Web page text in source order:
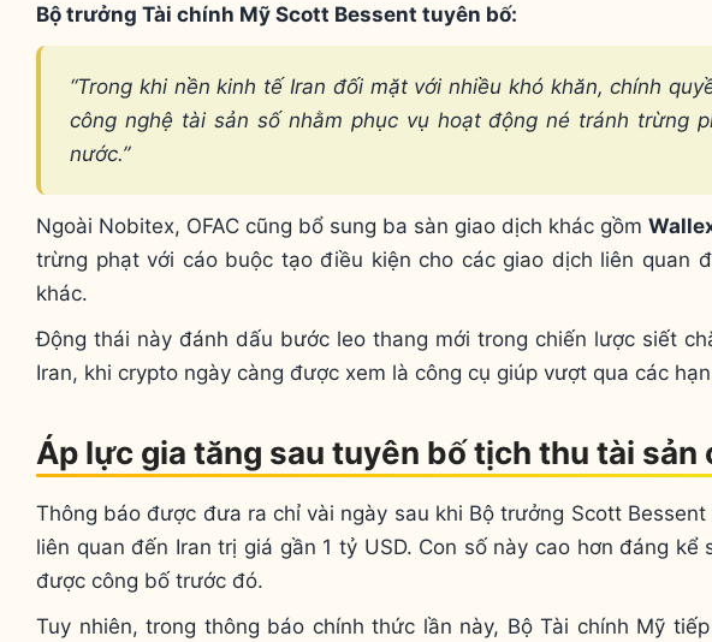
Bộ trưởng Tài chính Mỹ Scott Bessent tuyên bố:
“Trong khi nền kinh tế Iran đối mặt với nhiều khó khăn, chính
công nghệ tài sản số nhằm phục vụ hoạt động né tránh trừng
nước.”
Ngoài Nobitex, OFAC cũng bổ sung ba sàn giao dịch khác gồm
trừng phạt với cáo buộc tạo điều kiện cho các giao dịch liên quan
khác.
Động thái này đánh dấu bước leo thang mới trong chiến lược siết
Iran, khi crypto ngày càng được xem là công cụ giúp vượt qua các
Áp lực gia tăng sau tuyên bố tịch thu tài sản
Thông báo được đưa ra chỉ vài ngày sau khi Bộ trưởng Scott
liên quan đến Iran trị giá gần 1 tỷ USD. Con số này cao hơn đáng
được công bố trước đó.
Tuy nhiên, trong thông báo chính thức lần này, Bộ Tài chính Mỹ